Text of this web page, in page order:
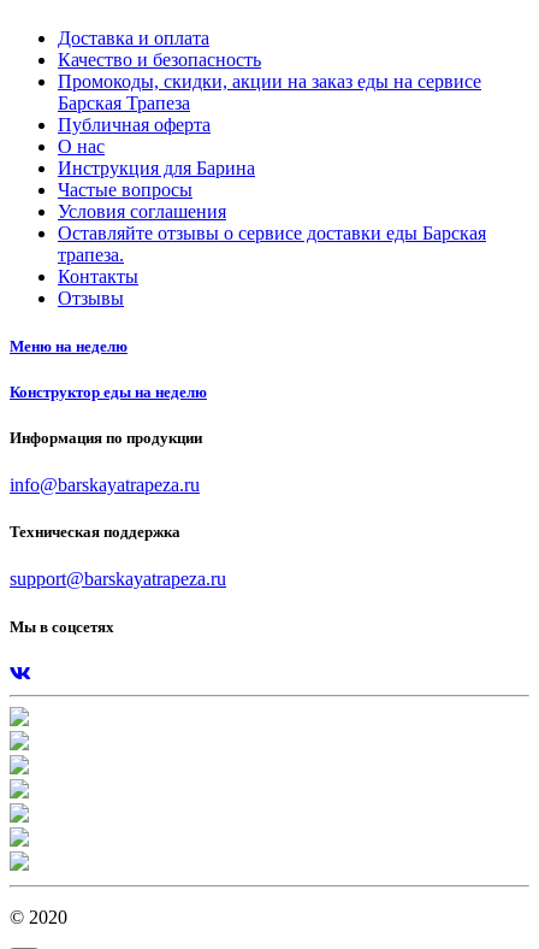
Доставка и оплата
Качество и безопасность
Промокоды, скидки, акции на заказ еды на сервисе
Барская Трапеза
Публичная оферта
О нас
Инструкция для Барина
Частые вопросы
Условия соглашения
Оставляйте отзывы о сервисе доставки еды Барская
трапеза.
Контакты
Отзывы
Меню на неделю
Конструктор еды на неделю
Информация по продукции
info@barskayatrapeza.ru
Техническая поддержка
support@barskayatrapeza.ru
Мы в соцсетях
© 2020